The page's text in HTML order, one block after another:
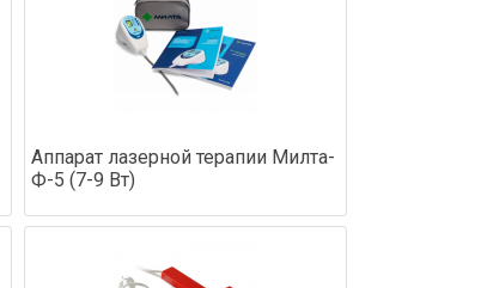
Аппарат лазерной терапии Милта-
Ф-5 (7-9 Вт)